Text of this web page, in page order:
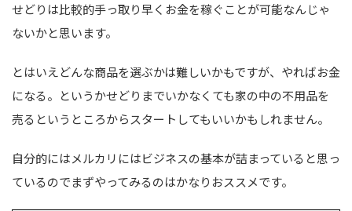
せどりは比較的手っ取り早くお金を稼ぐことが可能なんじゃ
ないかと思います。
とはいえどんな商品を選ぶかは難しいかもですが、やればお金
になる。というかせどりまでいかなくても家の中の不用品を
売るというところからスタートしてもいいかもしれません。
自分的にはメルカリにはビジネスの基本が詰まっていると思っ
ているのでまずやってみるのはかなりおススメです。